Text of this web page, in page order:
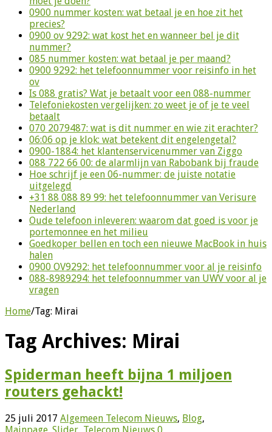
0900 nummer kosten: wat betaal je en hoe zit het
precies?
0900 ov 9292: wat kost het en wanneer bel je dit
nummer?
085 nummer kosten: wat betaal je per maand?
0900 9292: het telefoonnummer voor reisinfo in het
ov
Is 088 gratis? Wat je betaalt voor een 088-nummer
Telefoniekosten vergelijken: zo weet je of je te veel
betaalt
070 2079487: wat is dit nummer en wie zit erachter?
06:06 op je klok: wat betekent dit engelengetal?
0900-1884: het klantenservicenummer van Ziggo
088 722 66 00: de alarmlijn van Rabobank bij fraude
Hoe schrijf je een 06-nummer: de juiste notatie
uitgelegd
+31 88 088 89 99: het telefoonnummer van Verisure
Nederland
Oude telefoon inleveren: waarom dat goed is voor je
portemonnee en het milieu
Goedkoper bellen en toch een nieuwe MacBook in huis
halen
0900 OV9292: het telefoonnummer voor al je reisinfo
088-8989294: het telefoonnummer van UWV voor al je
vragen
Home/Tag: Mirai
Tag Archives: Mirai
Spiderman heeft bijna 1 miljoen
routers gehackt!
25 juli 2017 Algemeen Telecom Nieuws, Blog,
Mainpage_Slider Telecom Nieuws 0